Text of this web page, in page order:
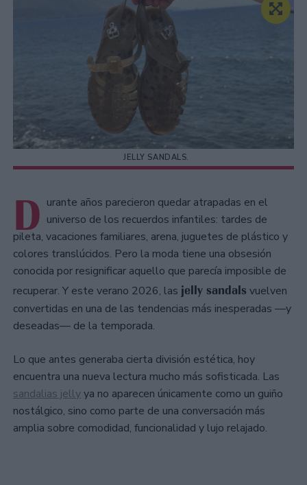
JELLY SANDALS.
D urante años parecieron quedar atrapadas en el
universo de los recuerdos infantiles: tardes de
pileta, vacaciones familiares, arena, juguetes de plástico y
colores translúcidos. Pero la moda tiene una obsesión
conocida por resignificar aquello que parecía imposible de
recuperar. Y este verano 2026, las jelly sandals vuelven
convertidas en una de las tendencias más inesperadas —y
deseadas— de la temporada.
Lo que antes generaba cierta división estética, hoy
encuentra una nueva lectura mucho más sofisticada. Las
sandalias jellyya no aparecen únicamente como un guiño
nostálgico, sino como parte de una conversación más
amplia sobre comodidad, funcionalidad y lujo relajado.